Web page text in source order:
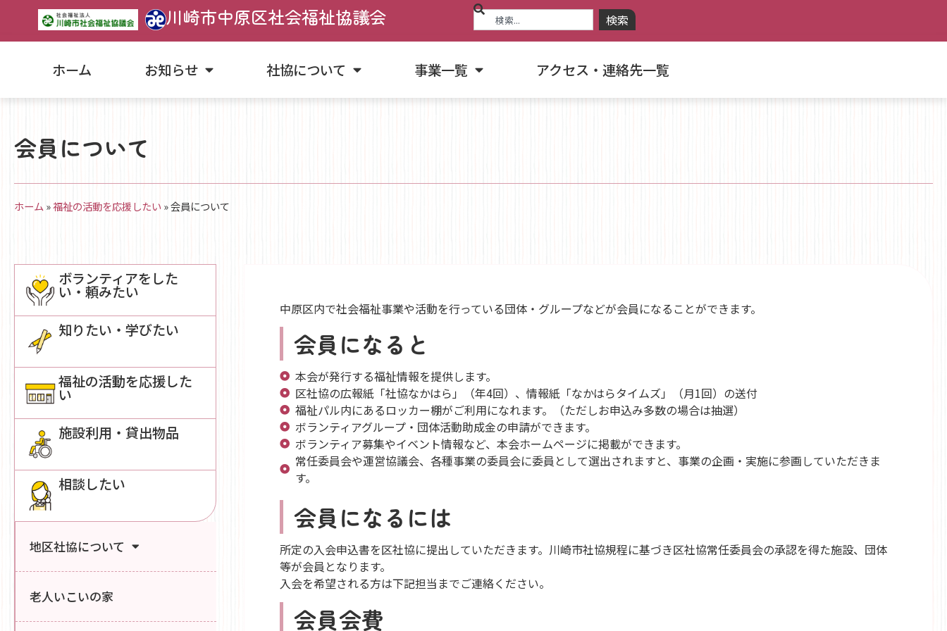
川崎市中原区社会福祉協議会 検索
ホーム お知らせ 社協について 事業一覧 アクセス・連絡先一覧
会員について
ホーム »福祉の活動を応援したい »会員について
ボランティアをした
い・頼みたい
知りたい・学びたい
福祉の活動を応援した
い
施設利用・貸出物品
相談したい
地区社協について
老人いこいの家
中原区内で社会福祉事業や活動を行っている団体・グループなどが会員になることができます。
会員になると
本会が発行する福祉情報を提供します。
区社協の広報紙「社協なかはら」（年4回）、情報紙「なかはらタイムズ」（月1回）の送付
福祉パル内にあるロッカー棚がご利用になれます。（ただしお申込み多数の場合は抽選）
ボランティアグループ・団体活動助成金の申請ができます。
ボランティア募集やイベント情報など、本会ホームページに掲載ができます。
常任委員会や運営協議会、各種事業の委員会に委員として選出されますと、事業の企画・実施に参画していただきま
す。
会員になるには
所定の入会申込書を区社協に提出していただきます。川崎市社協規程に基づき区社協常任委員会の承認を得た施設、団体
等が会員となります。
入会を希望される方は下記担当までご連絡ください。
会員会費